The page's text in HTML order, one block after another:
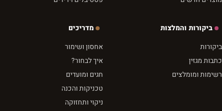
ביקורות והמלצות
ביקורות
כתבות מגזין
רשימות ומומלצים
מדריכים
אחסון ושימור
איך לבחור?
חגים ומועדים
טכניקות והכנה
ניקוי ותחזוקה